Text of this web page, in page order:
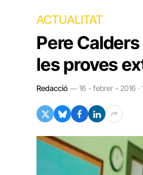
ACTUALITAT
Pere
les proves
Redacció 16 - febrer - 2016 ·